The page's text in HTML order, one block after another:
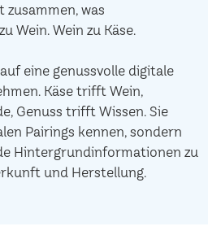
zusammen, was
Wein. Wein zu Käse.
eine genussvolle digitale
Käse trifft Wein,
Genuss trifft Wissen. Sie
Pairings kennen, sondern
Hintergrundinformationen zu
und Herstellung.